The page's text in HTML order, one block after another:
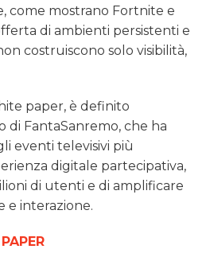
come mostrano Fortnite e
di ambienti persistenti e
costruiscono solo visibilità,
paper, è definito
di FantaSanremo, che ha
eventi televisivi più
digitale partecipativa,
di utenti e di amplificare
e interazione.